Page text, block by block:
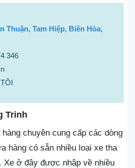
Thuận, Tam Hiệp, Biên Hòa,
346
Trinh
chuyên cung cấp các dòng
hàng có sẵn nhiều loại xe tha
Xe ở đây được nhập về nhiều